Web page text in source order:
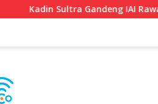
Sultra Gandeng IAI Rawa Aopa,